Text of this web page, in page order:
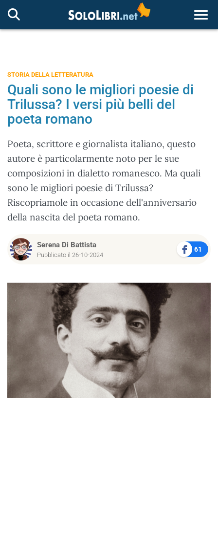
STORIA DELLA LETTERATURA
Quali sono le migliori poesie di
Trilussa? I versi più belli del
poeta romano
Poeta, scrittore e giornalista italiano, questo
autore è particolarmente noto per le sue
composizioni in dialetto romanesco. Ma quali
sono le migliori poesie di Trilussa?
Riscopriamole in occasione dell'anniversario
della nascita del poeta romano.
Serena Di Battista
Pubblicato il 26-10-2024
61